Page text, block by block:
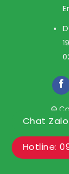
©
Kho
Chat Zalo
Hotline: